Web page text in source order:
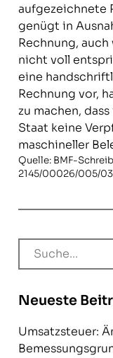
aufgezeichnete
genügt in
Rechnung,
nicht voll
eine
Rechnung vor,
zu machen,
Staat keine
maschineller
Quelle: BMF-
2145/00026/005/
Neueste
Umsatzsteuer: